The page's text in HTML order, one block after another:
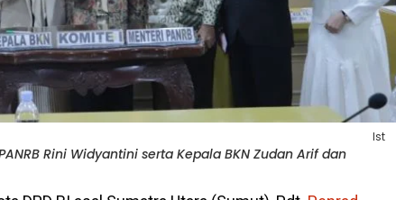
Ist
Rini Widyantini serta Kepala BKN Zudan Arif dan